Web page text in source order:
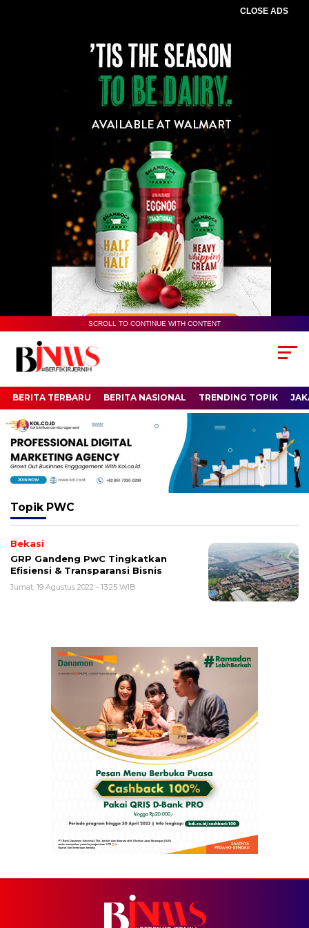
CLOSE ADS
SCROLL TO CONTINUE WITH CONTENT
BERITA TERBARU BERITA NASIONAL TRENDING TOPIK
Topik PWC
Bekasi
GRP Gandeng PwC Tingkatkan
Efisiensi & Transparansi Bisnis
Jumat, 19 Agustus 2022 - 13:25 WIB